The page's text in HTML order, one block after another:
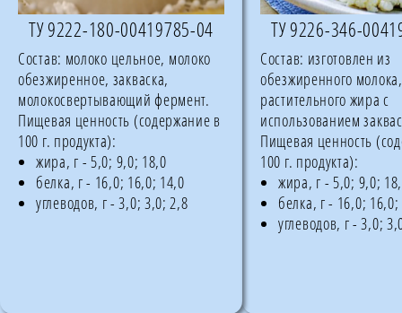
ТУ 9222-180-00419785-04
Состав: молоко цельное, молоко
обезжиренное, закваска,
молокосвертывающий фермент.
Пищевая ценность (содержание в
100 г. продукта):
жира, г - 5,0; 9,0; 18,0
белка, г - 16,0; 16,0; 14,0
углеводов, г - 3,0; 3,0; 2,8
ТУ 9226-346-
Состав: изготовлен из
обезжиренного молока,
растительного жира с
использованием
Пищевая ценность
100 г. продукта):
жира, г - 5,0; 9,0;
белка, г - 16,0;
углеводов, г - 3,0;